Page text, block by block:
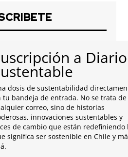
a Diario
dosis de sustentabilidad
tu bandeja de entrada. No se trata de
correo, sino de historias
innovaciones sustentables y
de cambio que están redefiniendo
significa ser sostenible en Chile y